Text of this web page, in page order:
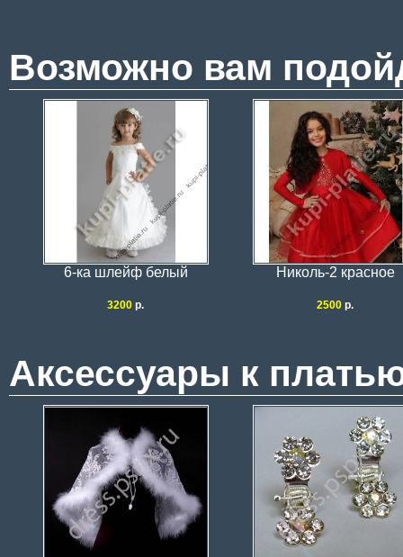
Возможно вам
6-ка шлейф белый Николь-2 красное
3200 р. 2500 р.
Аксессуары к